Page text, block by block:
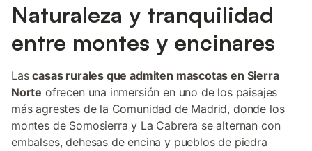
Naturaleza y tranquilidad
entre montes y encinares
Lascasas rurales que admiten mascotas en Sierra
Norte ofrecen una inmersión en uno de los paisajes
más agrestes de la Comunidad de Madrid, donde los
montes de Somosierra y La Cabrera se alternan con
embalses, dehesas de encina y pueblos de piedra